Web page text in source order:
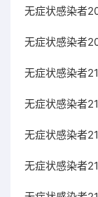
无症状感染者
无症状感染者
无症状感染者
无症状感染者
无症状感染者
无症状感染者